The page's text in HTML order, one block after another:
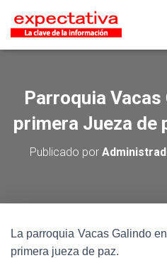
Parroquia
primera Jueza de
Publicado por
La parroquia Vacas Galindo
primera jueza de paz.